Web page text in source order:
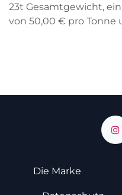
23t Gesamtgewicht,
von 50,00 € pro Tonne
Die Marke